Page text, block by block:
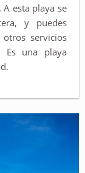
esta playa se
y puedes
servicios
Es una playa